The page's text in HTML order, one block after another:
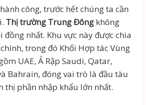
công, trước hết chúng ta cần
Thị trường Trung Đôngkhông
nhất. Khu vực này được chia
trong đó Khối Hợp tác Vùng
UAE, Ả Rập Saudi, Qatar,
Bahrain, đóng vai trò là đầu tàu
thị phần nhập khẩu lớn nhất.